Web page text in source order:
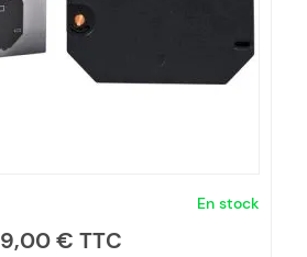
En stock
9,00 €